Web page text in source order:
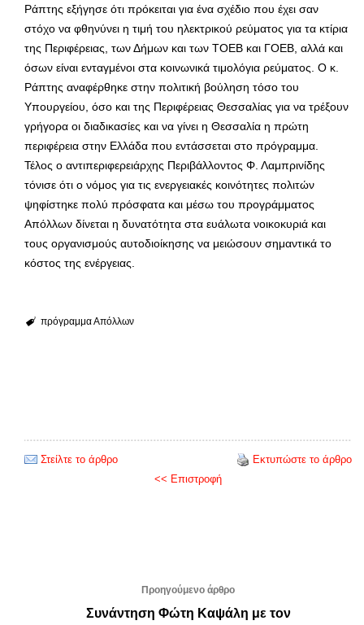
Ράπτης εξήγησε ότι πρόκειται για ένα σχέδιο που έχει σαν
στόχο να φθηνύνει η τιμή του ηλεκτρικού ρεύματος για τα κτίρια
της Περιφέρειας, των Δήμων και των ΤΟΕΒ και ΓΟΕΒ, αλλά και
όσων είναι ενταγμένοι στα κοινωνικά τιμολόγια ρεύματος. Ο κ.
Ράπτης αναφέρθηκε στην πολιτική βούληση τόσο του
Υπουργείου, όσο και της Περιφέρειας Θεσσαλίας για να τρέξουν
γρήγορα οι διαδικασίες και να γίνει η Θεσσαλία η πρώτη
περιφέρεια στην Ελλάδα που εντάσσεται στο πρόγραμμα.
Τέλος ο αντιπεριφερειάρχης Περιβάλλοντος Φ. Λαμπρινίδης
τόνισε ότι ο νόμος για τις ενεργειακές κοινότητες πολιτών
ψηφίστηκε πολύ πρόσφατα και μέσω του προγράμματος
Απόλλων δίνεται η δυνατότητα στα ευάλωτα νοικοκυριά και
τους οργανισμούς αυτοδιοίκησης να μειώσουν σημαντικά το
κόστος της ενέργειας.
πρόγραμμα Απόλλων
Στείλτε το άρθρο
Εκτυπώστε το άρθρο
<< Επιστροφή
Προηγούμενο άρθρο
Συνάντηση Φώτη Καψάλη με τον